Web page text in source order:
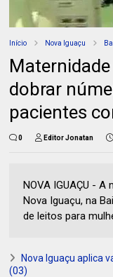
Início Nova Iguaçu
dobrar
pacientes
0 Editor Jonatan
NOVA IGUAÇU - A
Nova Iguaçu, na
de leitos para
Nova Iguaçu aplica
(03)